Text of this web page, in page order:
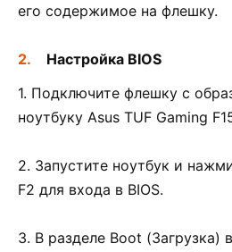
его содержимое на флешку.
Настройка BIOS
1. Подключите флешку с
ноутбуку Asus TUF Gaming
2. Запустите ноутбук и
F2 для входа в BIOS.
3. В разделе Boot (Загрузка)